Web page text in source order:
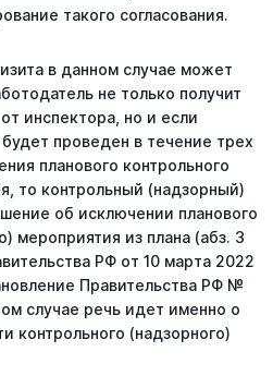
такого согласования.
в данном случае может
не только получит
инспектора, но и если
проведен в течение трех
планового контрольного
то контрольный (надзорный)
об исключении планового
мероприятия из плана (абз. 3
РФ от 10 марта 2022
Правительства РФ №
случае речь идет именно о
контрольного (надзорного)